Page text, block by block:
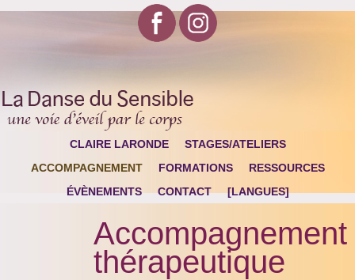
CLAIRE LARONDE
STAGES/ATELIERS
ACCOMPAGNEMENT
FORMATIONS
RESSOURCES
ÉVÈNEMENTS
CONTACT [LANGUES]
Accompagnement
thérapeutique